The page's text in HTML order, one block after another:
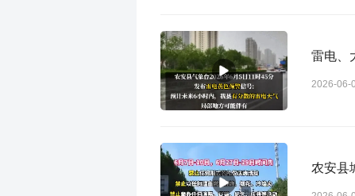
雷电、
2026-06-
农安县